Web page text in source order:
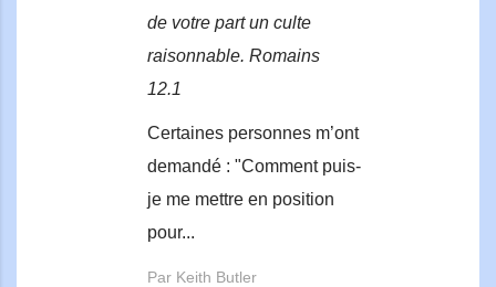
de votre part un culte
raisonnable. Romains
12.1
Certaines personnes m’ont
demandé : "Comment puis-
je me mettre en position
pour...
Par Keith Butler